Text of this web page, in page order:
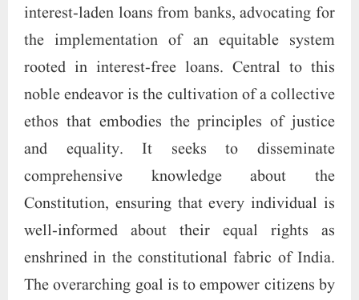
interest-laden loans from banks, advocating for
the implementation of an equitable system
rooted in interest-free loans. Central to this
noble endeavor is the cultivation of a collective
ethos that embodies the principles of justice
and equality. It seeks to disseminate
comprehensive knowledge about the
Constitution, ensuring that every individual is
well-informed about their equal rights as
enshrined in the constitutional fabric of India.
The overarching goal is to empower citizens by